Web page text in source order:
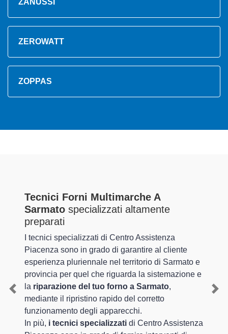
ZANUSSI
ZEROWATT
ZOPPAS
Tecnici Forni Multimarche A
Sarmato specializzati altamente
preparati
I tecnici specializzati di Centro Assistenza
Piacenza sono in grado di garantire al cliente
esperienza pluriennale nel territorio di Sarmato e
provincia per quel che riguarda la sistemazione e
la riparazione del tuo forno a Sarmato,
mediante il ripristino rapido del corretto
funzionamento degli apparecchi.
In più, i tecnici specializzati di Centro Assistenza
Previous